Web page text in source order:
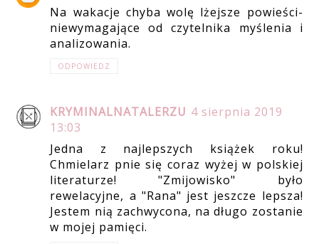
Na wakacje chyba wolę lżejsze powieści-
niewymagające od czytelnika myślenia i
analizowania.
ODPOWIEDZ
KRYMINALNATALERZU 4 sierpnia 2019
13:03
Jedna z najlepszych książek roku!
Chmielarz pnie się coraz wyżej w polskiej
literaturze! "Zmijowisko" było
rewelacyjne, a "Rana" jest jeszcze lepsza!
Jestem nią zachwycona, na długo zostanie
w mojej pamięci.